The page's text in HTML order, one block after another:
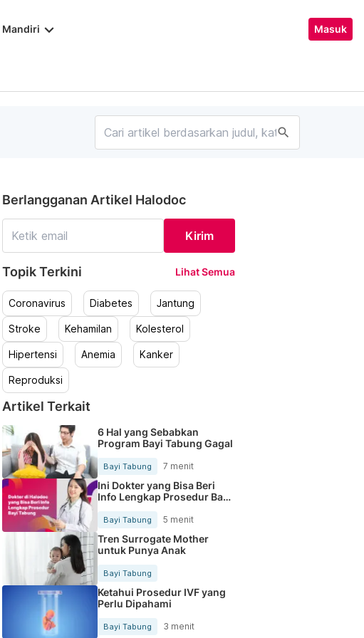
Mandiri keyboard_arrow_down Masuk
search
Berlangganan Artikel Halodoc
Kirim
Topik Terkini Lihat Semua
Coronavirus Diabetes Jantung
Stroke Kehamilan Kolesterol
Hipertensi Anemia Kanker
Reproduksi
Artikel Terkait
6 Hal yang Sebabkan
Program Bayi Tabung Gagal
Bayi Tabung 7 menit
Ini Dokter yang Bisa Beri
Info Lengkap Prosedur Bayi
Bayi Tabung 5 menit
Tren Surrogate Mother
untuk Punya Anak
Bayi Tabung
Ketahui Prosedur IVF yang
Perlu Dipahami
Bayi Tabung 3 menit